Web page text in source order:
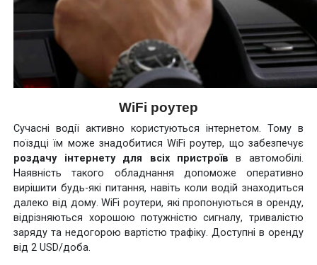
WiFi роутер
Сучасні водії активно користуються інтернетом. Тому в
поїздці їм може знадобитися WiFi роутер, що забезпечує
роздачу інтернету для всіх пристроїв в автомобілі.
Наявність такого обладнання допоможе оперативно
вирішити будь-які питання, навіть коли водій знаходиться
далеко від дому. WiFi роутери, які пропонуються в оренду,
відрізняються хорошою потужністю сигналу, тривалістю
заряду та недогорою вартістю трафіку. Доступні в оренду
від 2 USD/доба.